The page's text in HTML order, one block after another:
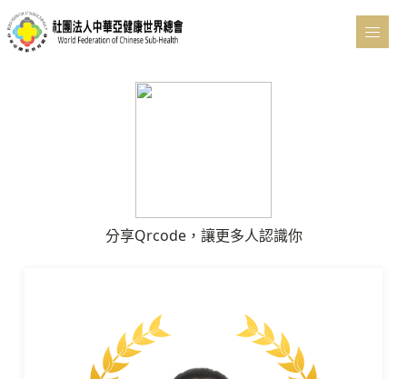
分享Qrcode，讓更多人認識你